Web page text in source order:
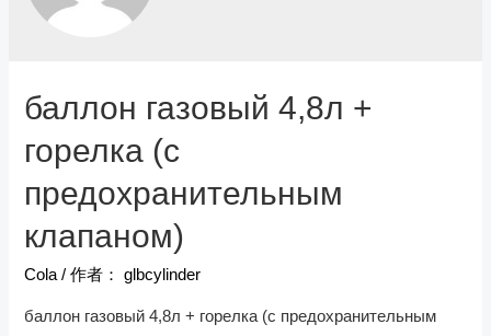
баллон газовый 4,8л +
горелка (с
предохранительным
клапаном)
Cola / 作者： glbcylinder
баллон газовый 4,8л + горелка (с предохранительным